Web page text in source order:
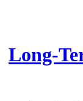
Long-